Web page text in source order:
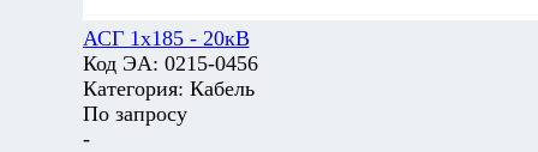
АСГ 1х185 - 20кВ
Код ЭА: 0215-0456
Категория: Кабель
По запросу
-